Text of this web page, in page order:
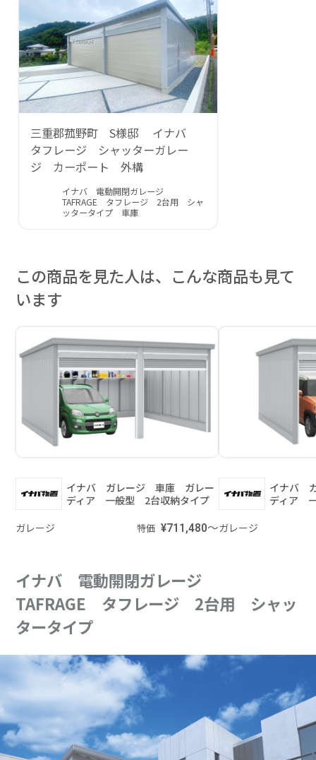
三重郡菰野町 S様邸 イナバ
タフレージ シャッターガレー
ジ カーポート 外構
イナバ 電動開閉ガレージ
TAFRAGE タフレージ 2台用 シャ
ッタータイプ 車庫
この商品を見た人は、こんな商品も見て
います
イナバ ガレージ 車庫 ガレー
ディア 一般型 2台収納タイプ
ガレージ
特価 ¥711,480～
イナバ
ディア
ガレージ
イナバ 電動開閉ガレージ
TAFRAGE タフレージ 2台用 シャッ
タータイプ